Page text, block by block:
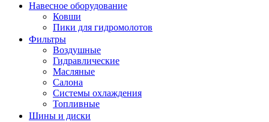
Навесное оборудование
Ковши
Пики для гидромолотов
Фильтры
Воздушные
Гидравлические
Масляные
Салона
Системы охлаждения
Топливные
Шины и диски